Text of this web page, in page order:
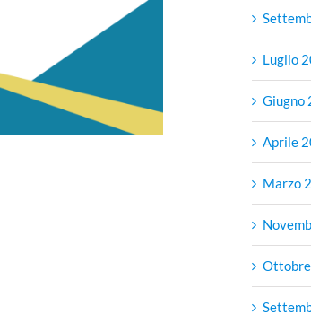
Luglio
Giugno
Aprile
Marzo